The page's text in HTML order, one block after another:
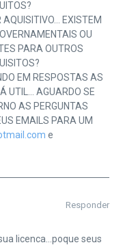
AQUISITIVO… EXISTEM
OU
PARA OUTROS
EM RESPOSTAS AS
UTIL… AGUARDO SE
AS PERGUNTAS
EMAILS PARA UM
e
Responder
licenca…poque seus